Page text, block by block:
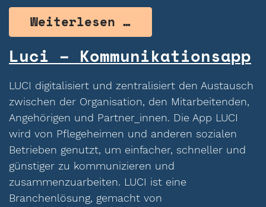
Weiterlesen …from Lylu –
Luci – Kommunikationsapp
LUCI digitalisiert und zentralisiert den Austausch
zwischen der Organisation, den Mitarbeitenden,
Angehörigen und Partner_innen. Die App LUCI
wird von Pflegeheimen und anderen sozialen
Betrieben genutzt, um einfacher, schneller und
günstiger zu kommunizieren und
zusammenzuarbeiten. LUCI ist eine
Branchenlösung, gemacht von